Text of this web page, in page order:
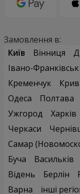
Замовлення в:
Київ
Вінниця
Івано-Франківськ
Кременчук
Одеса
Полтава
Ужгород
Харків
Черкаси
Самар
Буча
Васильків
Відень
Берлін
Варна
інші